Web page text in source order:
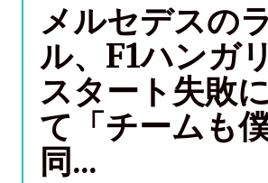
メルセデスの
ル、F1ハンガ
スタート失敗
て「チームも
同...